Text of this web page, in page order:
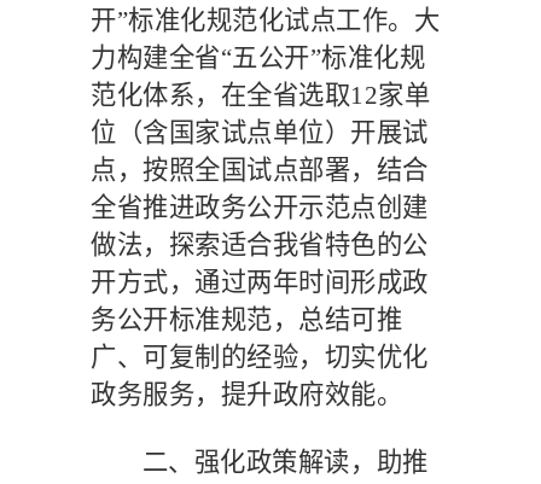
开”标准化规范化试点工作。大
力构建全省“五公开”标准化规
范化体系，在全省选取12家单
位（含国家试点单位）开展试
点，按照全国试点部署，结合
全省推进政务公开示范点创建
做法，探索适合我省特色的公
开方式，通过两年时间形成政
务公开标准规范，总结可推
广、可复制的经验，切实优化
政务服务，提升政府效能。
二、强化政策解读，助推